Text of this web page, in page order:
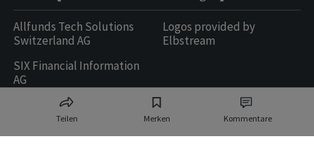
Teilen Merken Kommentare
Allfunds Tech Solutions
Switzerland AG
SIX Financial Information
AG
Logos provided by
Elbstream